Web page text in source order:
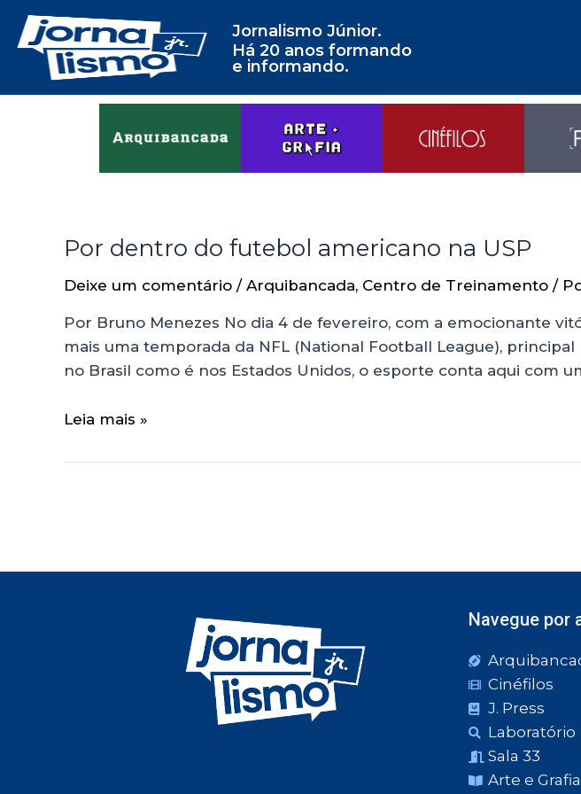
Jornalismo Júnior.
Há 20 anos formando
e informando.
Por dentro do futebol americano na USP
Deixe um comentário / Arquibancada, Centro de Treinamento /
Por Bruno Menezes No dia 4 de fevereiro, com a emocionante
mais uma temporada da NFL (National Football League),
no Brasil como é nos Estados Unidos, o esporte conta aqui com
Leia mais »
Navegue por
Cinéfilos
J. Press
Laboratório
Sala 33
Arte e Grafia